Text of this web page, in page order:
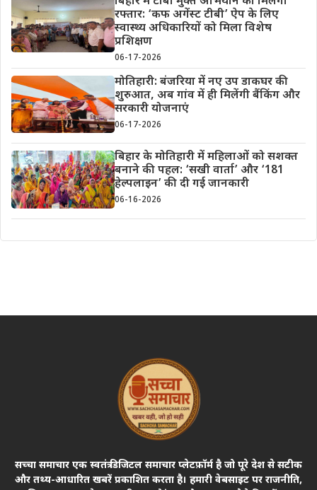
रफ्तार: ‘कफ अगेंस्ट टीबी’ ऐप के लिए
स्वास्थ्य अधिकारियों को मिला विशेष
प्रशिक्षण
06-17-2026
मोतिहारी: बंजरिया में नए उप डाकघर की
शुरुआत, अब गांव में ही मिलेंगी बैंकिंग और
सरकारी योजनाएं
06-17-2026
बिहार के मोतिहारी में महिलाओं को सशक्त
बनाने की पहल: ‘सखी वार्ता’ और ‘181
हेल्पलाइन’ की दी गई जानकारी
06-16-2026
सच्चा समाचार एक स्वतंत्र डिजिटल समाचार प्लेटफ़ॉर्म है जो पूरे देश से सटीक
और तथ्य-आधारित खबरें प्रकाशित करता है। हमारी वेबसाइट पर राजनीति,